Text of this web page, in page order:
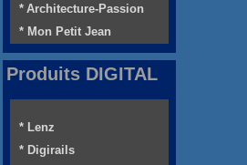
* Architecture-Passion
* Mon Petit Jean
Produits DIGITAL
* Lenz
* Digirails